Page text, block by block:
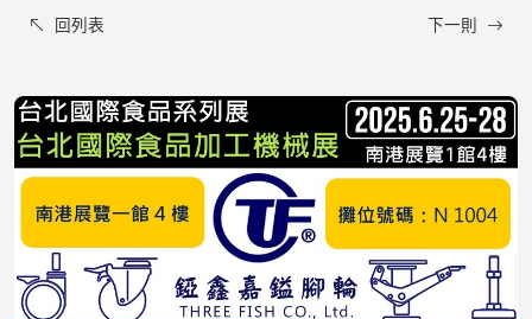
回列表 下一則